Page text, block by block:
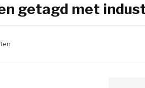
getagd met